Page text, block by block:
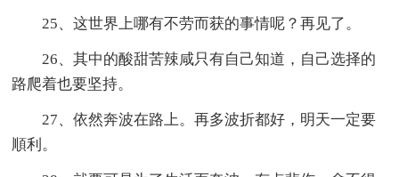
25、这世界上哪有不劳而获的事情呢？再见了。
26、其中的酸甜苦辣咸只有自己知道，自己选择的
路爬着也要坚持。
27、依然奔波在路上。再多波折都好，明天一定要
順利。